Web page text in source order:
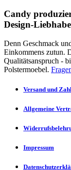
Candy
Design-
Denn Geschmack
Einkommens zutun.
Qualitätsanspruch -
Polstermoebel.
Versand und
Allgemeine
Impressum